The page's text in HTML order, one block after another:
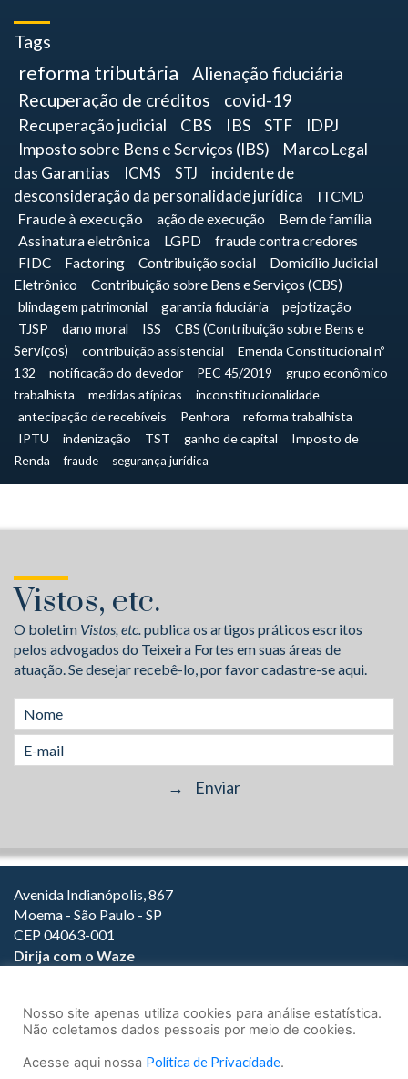
Tags
reforma tributária
Alienação fiduciária
Recuperação de créditos
covid-19
Recuperação judicial CBS IBS STF
IDPJ
Imposto sobre Bens e Serviços (IBS)
Marco Legal
das Garantias
ICMS STJ
incidente de
desconsideração da personalidade jurídica
ITCMD
Fraude à execução
ação de execução
Bem de família
Assinatura eletrônica
LGPD fraude contra credores
FIDC Factoring Contribuição social
Domicílio Judicial
Eletrônico
Contribuição sobre Bens e Serviços (CBS)
blindagem patrimonial
garantia fiduciária
pejotização
TJSP
dano moral ISS
CBS (Contribuição sobre Bens e
Serviços)
contribuição assistencial
Emenda Constitucional nº
132
notificação do devedor PEC 45/2019
grupo econômico
trabalhista
medidas atípicas
inconstitucionalidade
antecipação de recebíveis
Penhora
reforma trabalhista
IPTU
indenização TST ganho de capital
Imposto de
Renda
fraude segurança jurídica
Vistos, etc.
O boletim Vistos, etc.publica os artigos práticos escritos
pelos advogados do Teixeira Fortes em suas áreas de
atuação. Se desejar recebê-lo, por favor cadastre-se aqui.
Avenida Indianópolis, 867
Moema - São Paulo - SP
CEP 04063-001
Dirija com o Waze
(11) 3147-1800
Nosso site apenas utiliza cookies para análise estatística.
Não coletamos dados pessoais por meio de cookies.
Acesse aqui nossa Política de Privacidade.